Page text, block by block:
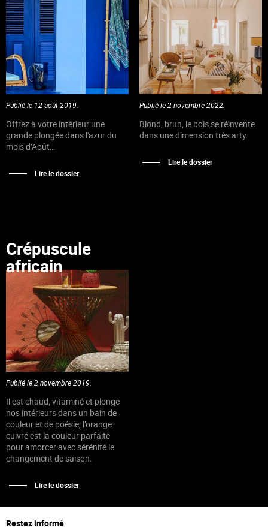
Publié le 12 août 2019.
Offrez à votre intérieur une
grande plongée dans l'azur du
mois d’Août…
Lire le dossier
Publié le 2 novembre 2022.
Blond, brun, le bois se réinvente
dans une dimension très arty.
Lire le dossier
Publié le 2 novembre 2019.
Crépuscule
africain
Il est chaud, vitaminé et plonge
nos intérieurs dans un bain de
couleur et de poésie, l’orange
cuivré est la couleur parfaite
pour amorcer avec sérénité le
changement de saison.
Lire le dossier
Restez informé